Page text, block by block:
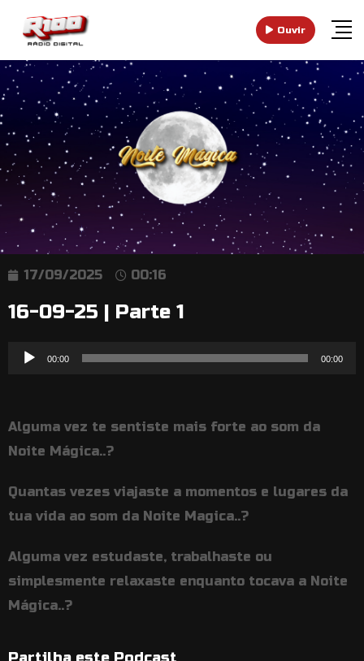
Ouvir
17/09/2025 00:16
16-09-25 | Parte 1
Reprodutor
00:00 00:00
Alguma vez te sentiste mais forte ao som da
Noite Mágica..?
Quantas vezes viajaste a momentos e lugares da
tua vida ao som da Noite Magica..?
Alguma vez estudaste, trabalhaste ou
simplesmente relaxaste enquanto tocava a Noite
Mágica..?